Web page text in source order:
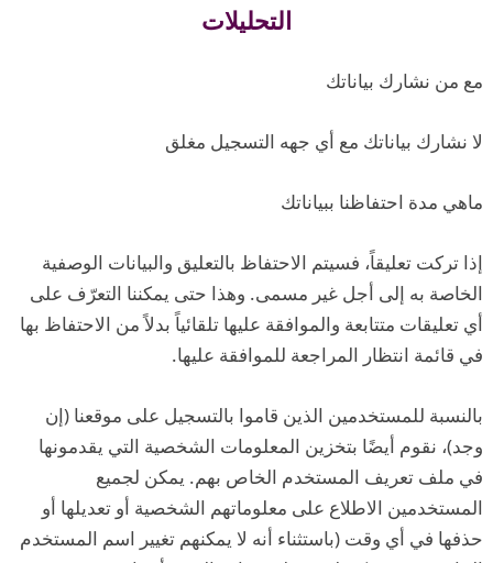
التحليلات
مع من نشارك بياناتك
لا نشارك بياناتك مع أي جهه التسجيل مغلق
ماهي مدة احتفاظنا ببياناتك
إذا تركت تعليقاً، فسيتم الاحتفاظ بالتعليق والبيانات الوصفية
الخاصة به إلى أجل غير مسمى. وهذا حتى يمكننا التعرّف على
أي تعليقات متتابعة والموافقة عليها تلقائياً بدلاً من الاحتفاظ بها
في قائمة انتظار المراجعة للموافقة عليها.
بالنسبة للمستخدمين الذين قاموا بالتسجيل على موقعنا (إن
وجد)، نقوم أيضًا بتخزين المعلومات الشخصية التي يقدمونها
في ملف تعريف المستخدم الخاص بهم. يمكن لجميع
المستخدمين الاطلاع على معلوماتهم الشخصية أو تعديلها أو
حذفها في أي وقت (باستثناء أنه لا يمكنهم تغيير اسم المستخدم